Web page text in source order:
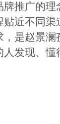
牌推广的
贴近不同
，是赵景
人发现、